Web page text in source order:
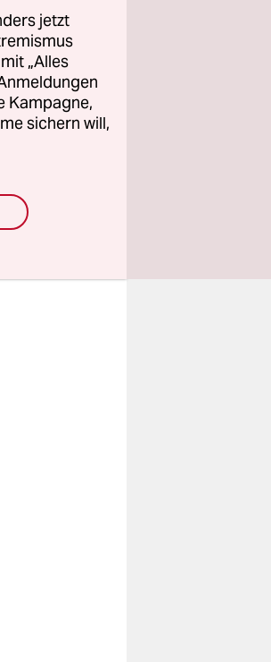
jetzt
„Alles
Kampagne,
sichern will,